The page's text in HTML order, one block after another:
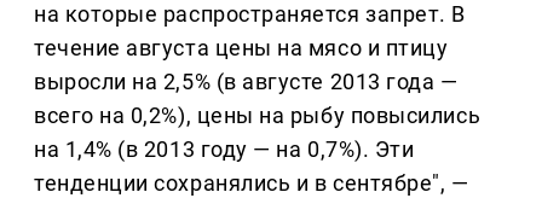
на которые распространяется запрет. В
течение августа цены на мясо и птицу
выросли на 2,5% (в августе 2013 года —
всего на 0,2%), цены на рыбу повысились
на 1,4% (в 2013 году — на 0,7%). Эти
тенденции сохранялись и в сентябре", —